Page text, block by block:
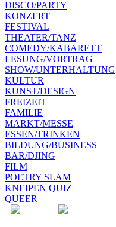
DISCO/PARTY
KONZERT
FESTIVAL
THEATER/TANZ
COMEDY/KABARETT
LESUNG/VORTRAG
SHOW/UNTERHALTUNG
KULTUR
KUNST/DESIGN
FREIZEIT
FAMILIE
MARKT/MESSE
ESSEN/TRINKEN
BILDUNG/BUSINESS
BAR/DJING
FILM
POETRY SLAM
KNEIPEN QUIZ
QUEER